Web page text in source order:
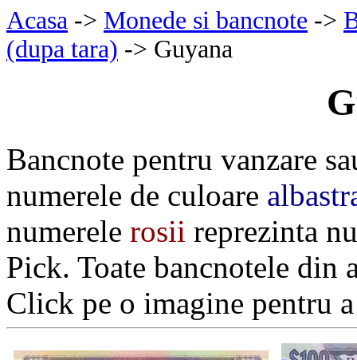
Acasa -> Monede si bancnote ->
(dupa tara) -> Guyana
Bancnote pentru vanzare
numerele de culoare
numerele rosii reprezinta
Pick. Toate bancnotele din
Click pe o imagine pentru